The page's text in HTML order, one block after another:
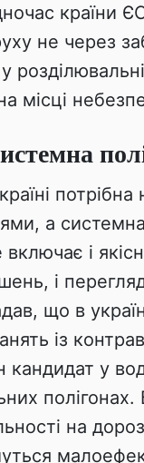
країни
не через
місці
а системна
і
і
що в
із
у
на